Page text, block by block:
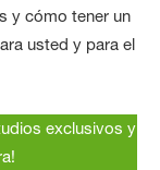
y cómo tener un
usted y para el
exclusivos y